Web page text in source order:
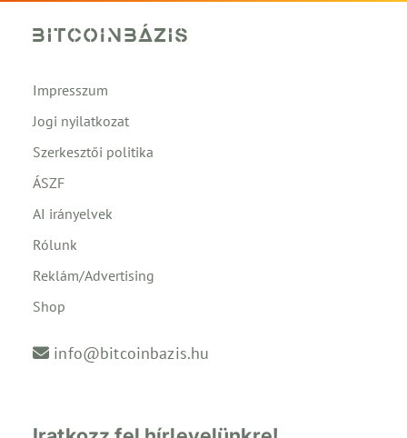
Impresszum
Jogi nyilatkozat
Szerkesztői politika
ÁSZF
AI irányelvek
Rólunk
Reklám/Advertising
Shop
info@bitcoinbazis.hu